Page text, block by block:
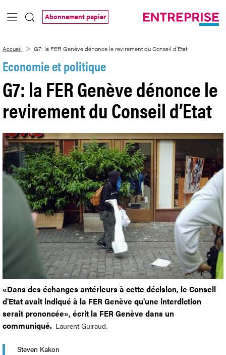
Saut au contenu principal
Abonnement papier
Accueil G7: la FER Genève dénonce le revirement du Conseil d’Etat
Economie et politique
G7: la FER Genève dénonce le
revirement du Conseil d’Etat
«Dans des échanges antérieurs à cette décision, le Conseil
d'Etat avait indiqué à la FER Genève qu'une interdiction
serait prononcée», écrit la FER Genève dans un
communiqué. Laurent Guiraud.
Steven Kakon